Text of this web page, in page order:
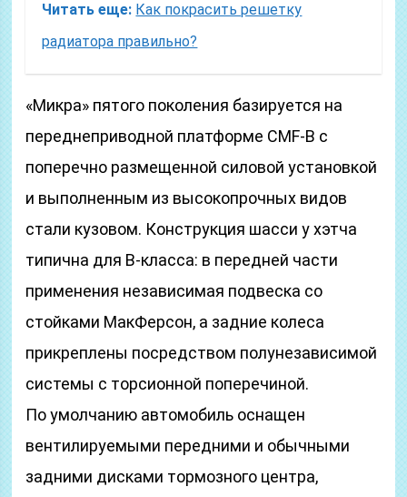
Читать еще: Как покрасить решетку
радиатора правильно?
«Микра» пятого поколения базируется на
переднеприводной платформе CMF-B с
поперечно размещенной силовой установкой
и выполненным из высокопрочных видов
стали кузовом. Конструкция шасси у хэтча
типична для B-класса: в передней части
применения независимая подвеска со
стойками МакФерсон, а задние колеса
прикреплены посредством полунезависимой
системы с торсионной поперечиной.
По умолчанию автомобиль оснащен
вентилируемыми передними и обычными
задними дисками тормозного центра,